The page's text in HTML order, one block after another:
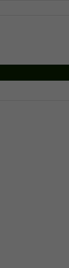
UBYTOVÁNÍ U